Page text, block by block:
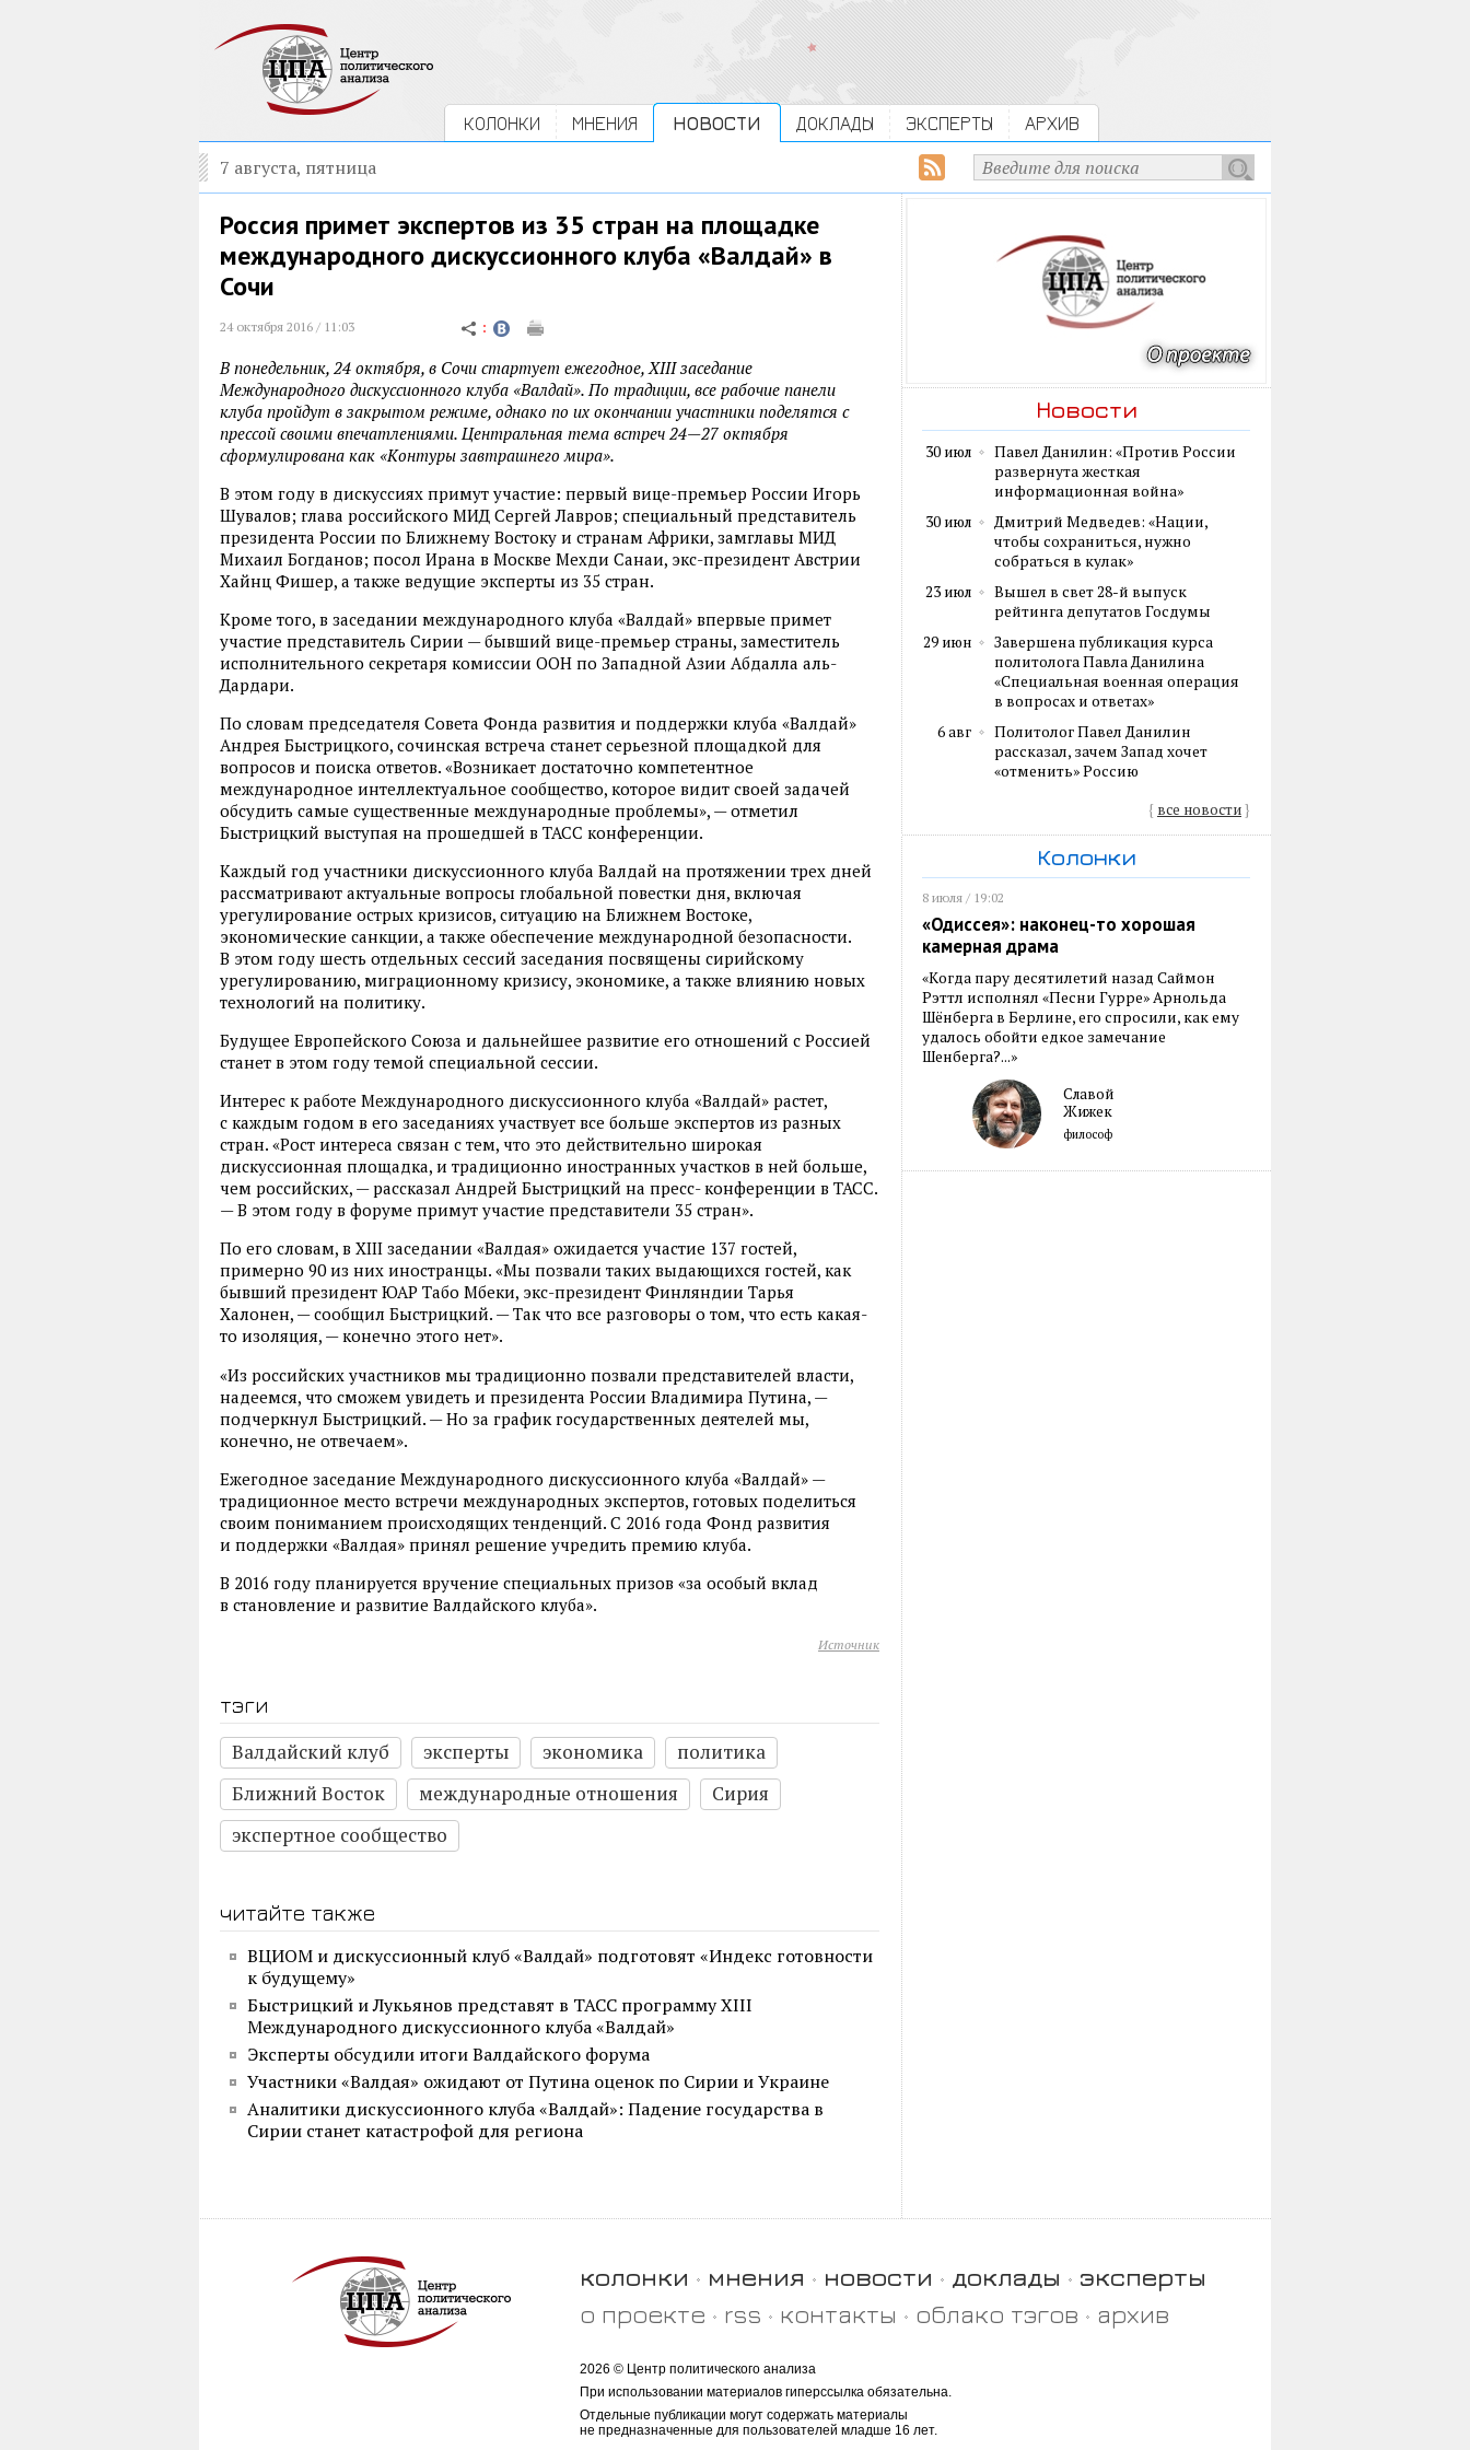
КОЛОНКИ МНЕНИЯ НОВОСТИ ДОКЛАДЫ ЭКСПЕРТЫ АРХИВ
7 августа, пятница
Россия примет экспертов из 35 стран на площадке
международного дискуссионного клуба «Валдай» в
Сочи
24 октября 2016 / 11:03
В понедельник, 24 октября, в Сочи стартует ежегодное, XIII заседание
Международного дискуссионного клуба «Валдай». По традиции, все рабочие панели
клуба пройдут в закрытом режиме, однако по их окончании участники поделятся с
прессой своими впечатлениями. Центральная тема встреч 24—27 октября
сформулирована как «Контуры завтрашнего мира».
В этом году в дискуссиях примут участие: первый вице-премьер России Игорь
Шувалов; глава российского МИД Сергей Лавров; специальный представитель
президента России по Ближнему Востоку и странам Африки, замглавы МИД
Михаил Богданов; посол Ирана в Москве Мехди Санаи, экс-президент Австрии
Хайнц Фишер, а также ведущие эксперты из 35 стран.
Кроме того, в заседании международного клуба «Валдай» впервые примет
участие представитель Сирии — бывший вице-премьер страны, заместитель
исполнительного секретаря комиссии ООН по Западной Азии Абдалла аль-
Дардари.
По словам председателя Совета Фонда развития и поддержки клуба «Валдай»
Андрея Быстрицкого, сочинская встреча станет серьезной площадкой для
вопросов и поиска ответов. «Возникает достаточно компетентное
международное интеллектуальное сообщество, которое видит своей задачей
обсудить самые существенные международные проблемы», — отметил
Быстрицкий выступая на прошедшей в ТАСС конференции.
Каждый год участники дискуссионного клуба Валдай на протяжении трех дней
рассматривают актуальные вопросы глобальной повестки дня, включая
урегулирование острых кризисов, ситуацию на Ближнем Востоке,
экономические санкции, а также обеспечение международной безопасности.
В этом году шесть отдельных сессий заседания посвящены сирийскому
урегулированию, миграционному кризису, экономике, а также влиянию новых
технологий на политику.
Будущее Европейского Союза и дальнейшее развитие его отношений с Россией
станет в этом году темой специальной сессии.
Интерес к работе Международного дискуссионного клуба «Валдай» растет,
с каждым годом в его заседаниях участвует все больше экспертов из разных
стран. «Рост интереса связан с тем, что это действительно широкая
дискуссионная площадка, и традиционно иностранных участков в ней больше,
чем российских, — рассказал Андрей Быстрицкий на пресс- конференции в ТАСС.
— В этом году в форуме примут участие представители 35 стран».
По его словам, в XIII заседании «Валдая» ожидается участие 137 гостей,
примерно 90 из них иностранцы. «Мы позвали таких выдающихся гостей, как
бывший президент ЮАР Табо Мбеки, экс-президент Финляндии Тарья
Халонен, — сообщил Быстрицкий. — Так что все разговоры о том, что есть какая-
то изоляция, — конечно этого нет».
«Из российских участников мы традиционно позвали представителей власти,
надеемся, что сможем увидеть и президента России Владимира Путина, —
подчеркнул Быстрицкий. — Но за график государственных деятелей мы,
конечно, не отвечаем».
Ежегодное заседание Международного дискуссионного клуба «Валдай» —
традиционное место встречи международных экспертов, готовых поделиться
своим пониманием происходящих тенденций. С 2016 года Фонд развития
и поддержки «Валдая» принял решение учредить премию клуба.
В 2016 году планируется вручение специальных призов «за особый вклад
в становление и развитие Валдайского клуба».
Источник
тэги
Валдайский клуб
эксперты экономика
политика
Ближний Восток
международные отношения
Сирия
экспертное сообщество
читайте также
ВЦИОМ и дискуссионный клуб «Валдай» подготовят «Индекс готовности
к будущему»
Быстрицкий и Лукьянов представят в ТАСС программу XIII
Международного дискуссионного клуба «Валдай»
Эксперты обсудили итоги Валдайского форума
Участники «Валдая» ожидают от Путина оценок по Сирии и Украине
Аналитики дискуссионного клуба «Валдай»: Падение государства в
Сирии станет катастрофой для региона
Новости
30 июл
Павел Данилин: «Против России
развернута жесткая
информационная война»
30 июл
Дмитрий Медведев: «Нации,
чтобы сохраниться, нужно
собраться в кулак»
23 июл
Вышел в свет 28-й выпуск
рейтинга депутатов Госдумы
29 июн
Завершена публикация курса
политолога Павла Данилина
«Специальная военная операция
в вопросах и ответах»
6 авг
Политолог Павел Данилин
рассказал, зачем Запад хочет
«отменить» Россию
{ все новости}
Колонки
8 июля / 19:02
«Одиссея»: наконец-то хорошая
камерная драма
«Когда пару десятилетий назад Саймон
Рэттл исполнял «Песни Гурре» Арнольда
Шёнберга в Берлине, его спросили, как ему
удалось обойти едкое замечание
Шенберга?...»
Славой
Жижек
философ
колонки мнения новости доклады
эксперты
о проекте
rss контакты облако тэгов архив
2026 © Центр политического анализа
При использовании материалов гиперссылка обязательна.
Отдельные публикации могут содержать материалы
не предназначенные для пользователей младше 16 лет.